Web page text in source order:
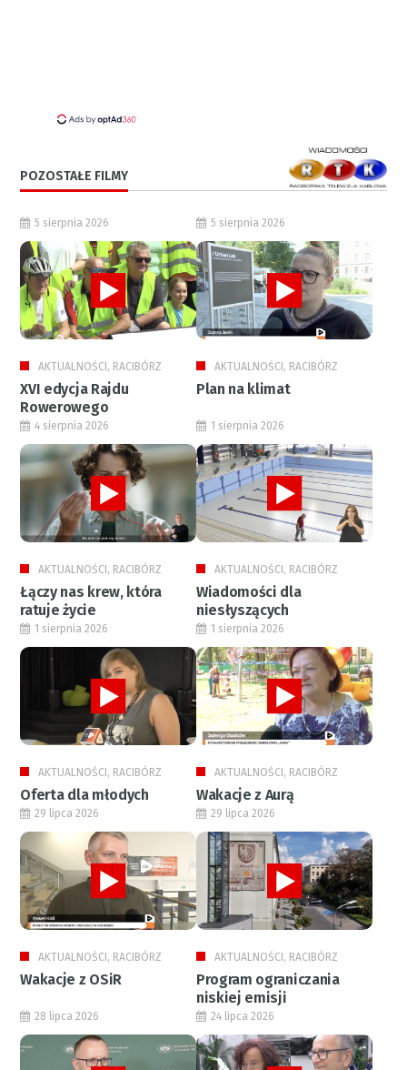
POZOSTAŁE FILMY
5 sierpnia 2026
AKTUALNOŚCI, RACIBÓRZ
XVI edycja Rajdu
Rowerowego
5 sierpnia 2026
AKTUALNOŚCI, RACIBÓRZ
Plan na klimat
4 sierpnia 2026
AKTUALNOŚCI, RACIBÓRZ
Łączy nas krew, która
ratuje życie
1 sierpnia 2026
AKTUALNOŚCI, RACIBÓRZ
Wiadomości dla
niesłyszących
1 sierpnia 2026
AKTUALNOŚCI, RACIBÓRZ
Oferta dla młodych
1 sierpnia 2026
AKTUALNOŚCI, RACIBÓRZ
Wakacje z Aurą
29 lipca 2026
AKTUALNOŚCI, RACIBÓRZ
Wakacje z OSiR
29 lipca 2026
AKTUALNOŚCI, RACIBÓRZ
Program ograniczania
niskiej emisji
28 lipca 2026 24 lipca 2026